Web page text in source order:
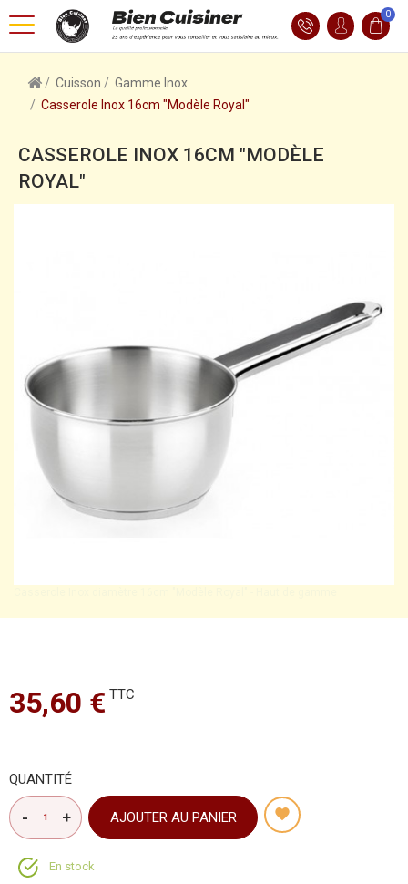
0
Cuisson
Gamme Inox
Casserole Inox 16cm "Modèle Royal"
CASSEROLE INOX 16CM "MODÈLE
ROYAL"
35,60 € TTC
QUANTITÉ
AJOUTER AU PANIER
En stock